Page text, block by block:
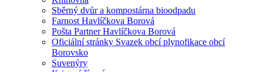
Sběrný dvůr a kompostárna bioodpadu
Farnost Havlíčkova Borová
Pošta Partner Havlíčkova Borová
Oficiální stránky Svazek obcí plynofikace obcí
Borovsko
Suvenýry